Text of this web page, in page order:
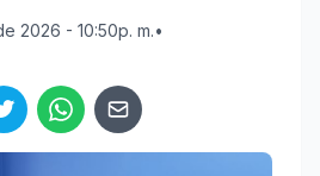
2026 - 10:50p. m.•